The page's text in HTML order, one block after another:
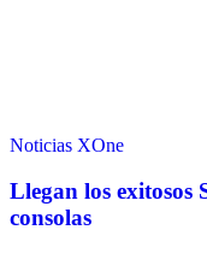
Noticias XOne
Llegan los exitosos
consolas